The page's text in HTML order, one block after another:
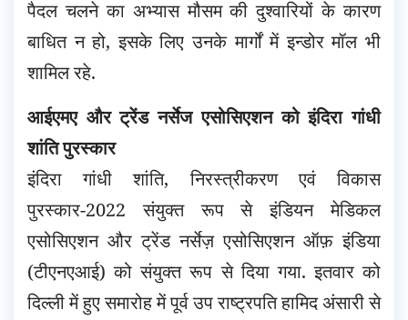
पैदल चलने का अभ्यास मौसम की दुश्वारियों के कारण
बाधित न हो, इसके लिए उनके मार्गों में इन्डोर मॉल भी
शामिल रहे.
आईएमए और ट्रेंड नर्सेज एसोसिएशन को इंदिरा गांधी
शांति पुरस्कार
इंदिरा गांधी शांति, निरस्त्रीकरण एवं विकास
पुरस्कार-2022 संयुक्त रूप से इंडियन मेडिकल
एसोसिएशन और ट्रेंड नर्सेज़ एसोसिएशन ऑफ़ इंडिया
(टीएनएआई) को संयुक्त रूप से दिया गया. इतवार को
दिल्ली में हुए समारोह में पूर्व उप राष्ट्रपति हामिद अंसारी से